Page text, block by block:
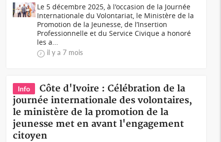
Le 5 décembre 2025, à l'occasion de la Journée
Internationale du Volontariat, le Ministère de la
Promotion de la Jeunesse, de l’Insertion
Professionnelle et du Service Civique a honoré
les a...
il y a 7 mois
Info
Côte d'Ivoire : Célébration de la
journée internationale des volontaires,
le ministère de la promotion de la
jeunesse met en avant l'engagement
citoyen